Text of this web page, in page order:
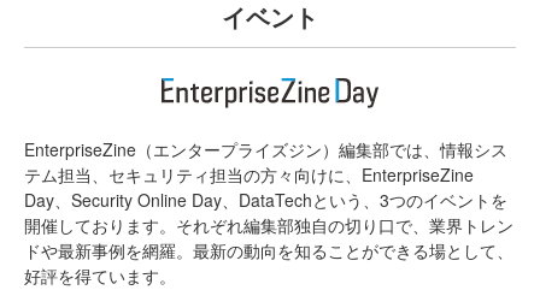
イベント
EnterpriseZine（エンタープライズジン）編集部では、情報シス
テム担当、セキュリティ担当の方々向けに、EnterpriseZine
Day、Security Online Day、DataTechという、3つのイベントを
開催しております。それぞれ編集部独自の切り口で、業界トレン
ドや最新事例を網羅。最新の動向を知ることができる場として、
好評を得ています。